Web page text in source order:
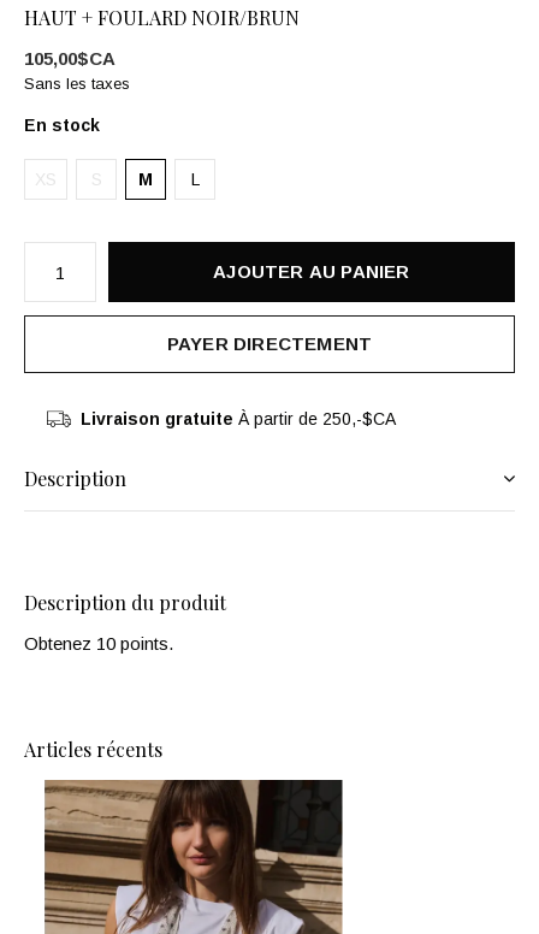
HAUT + FOULARD NOIR/BRUN
105,00$CA
Sans les taxes
En stock
XS S M L
AJOUTER AU PANIER
PAYER DIRECTEMENT
Livraison gratuite À partir de 250,-$CA
Description
Description du produit
Obtenez 10 points.
Articles récents